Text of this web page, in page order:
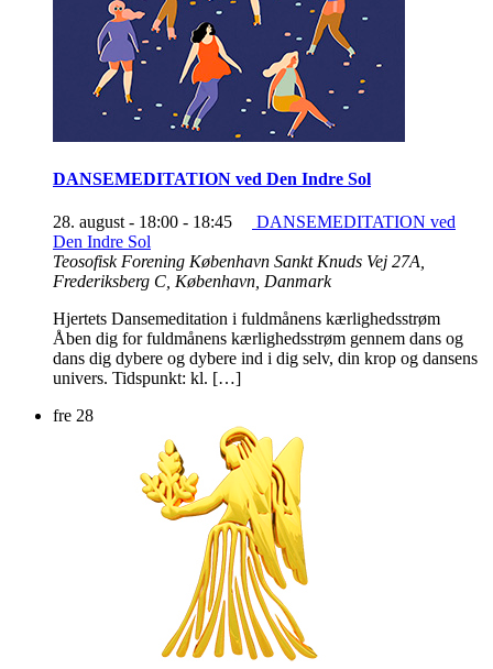
DANSEMEDITATION ved Den Indre Sol
28. august - 18:00 - 18:45
DANSEMEDITATION ved
Den Indre Sol
Teosofisk Forening København Sankt Knuds Vej 27A,
Frederiksberg C, København, Danmark
Hjertets Dansemeditation i fuldmånens kærlighedsstrøm
Åben dig for fuldmånens kærlighedsstrøm gennem dans og
dans dig dybere og dybere ind i dig selv, din krop og dansens
univers. Tidspunkt: kl. […]
fre 28